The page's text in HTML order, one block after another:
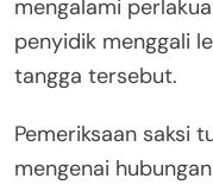
mengalami
penyidik menggali
tangga tersebut.
Pemeriksaan saksi
mengenai